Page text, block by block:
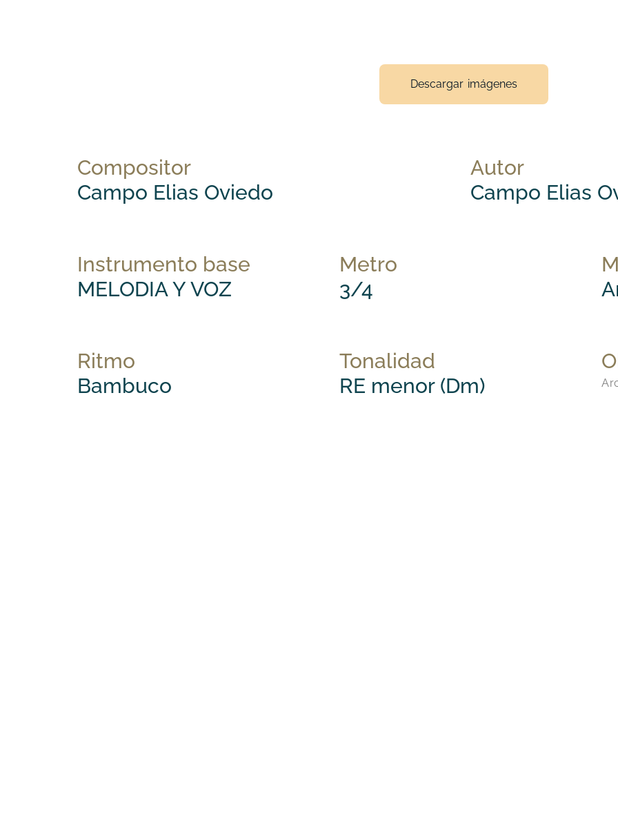
Descargar imágenes
Compositor
Campo Elias Oviedo
Autor
Campo Elias
Instrumento base
MELODIA Y VOZ
Metro
3/4
Ritmo
Bambuco
Tonalidad
RE menor (Dm)